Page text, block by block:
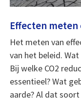
Effecten
Het meten van
van het beleid.
Bij welke CO2
essentieel? Wat
aarde? Al dat